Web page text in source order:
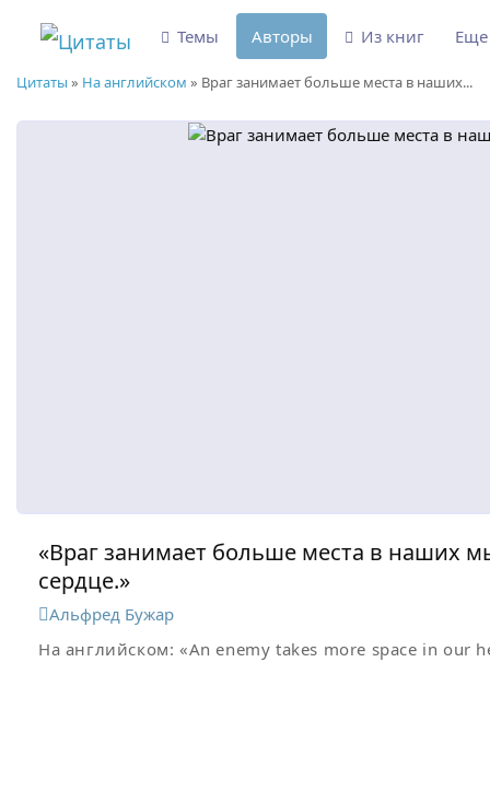
Цитаты » На английском » Враг занимает больше места в наших...
«Враг занимает больше места в наших
сердце.»
Альфред Бужар
На английском: «An enemy takes more space in our
Темы Авторы Из книг